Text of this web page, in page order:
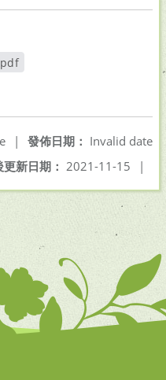
發佈日期： Invalid date
|
新日期： 2021-11-15 |